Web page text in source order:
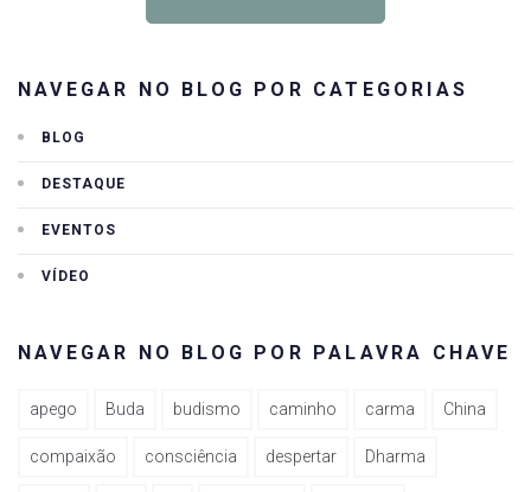
NAVEGAR NO BLOG POR CATEGORIAS
BLOG
DESTAQUE
EVENTOS
VÍDEO
NAVEGAR NO BLOG POR PALAVRA CHAVE
apego Buda budismo caminho carma China
compaixão consciência despertar Dharma